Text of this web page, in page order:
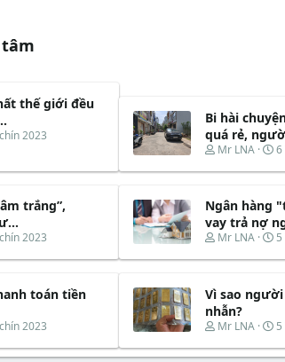
thế giới đều
2023
Bi hài
quá rẻ,
T
r
a
d
s
a
e
r
Mr LNA
N
à
b
ắ
t
ầ
6
trắng”,
2023
Ngân hàng
vay trả nợ
T
r
a
d
s
a
Mr LNA
N
à
b
t
ầ
toán tiền
2023
Vì sao
nhẫn?
T
r
Mr LNA
N
à